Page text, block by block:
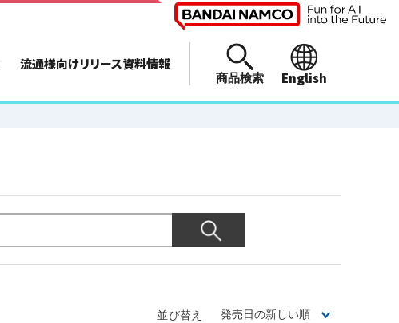
流通様向けリリース資料情報
商品検索 English
並び替え